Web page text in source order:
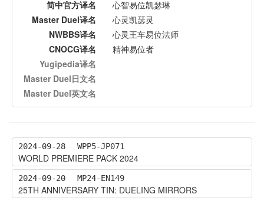
简中官方译名
心智易位凯瑟琳
Master Duel译名
心灵凯瑟灵
NWBBS译名
心灵王车易位法师
CNOCG译名
精神易位者
Yugipedia译名
Master Duel日文名
Master Duel英文名
2024-09-28 WPP5-JP071
WORLD PREMIERE PACK 2024
2024-09-20 MP24-EN149
25TH ANNIVERSARY TIN: DUELING MIRRORS